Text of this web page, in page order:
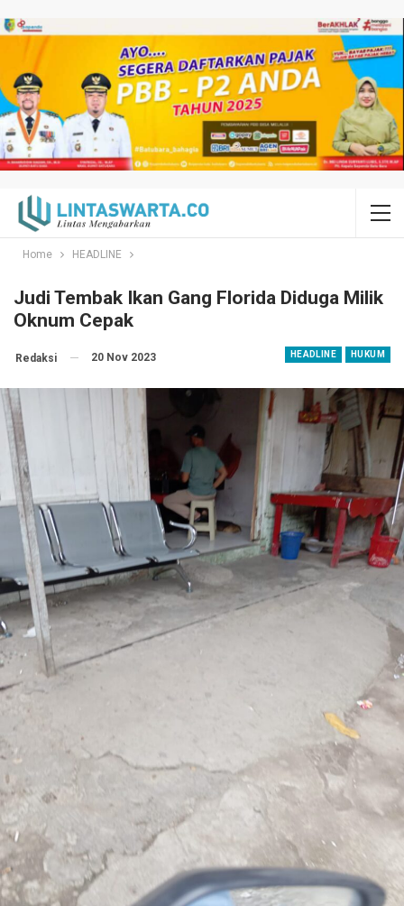
Home HEADLINE
Judi Tembak Ikan Gang Florida Diduga Milik
Oknum Cepak
HEADLINE HUKUM
Redaksi 20 Nov 2023